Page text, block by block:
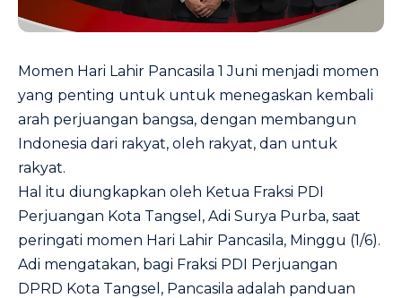
Momen Hari Lahir Pancasila 1 Juni menjadi momen
yang penting untuk untuk menegaskan kembali
arah perjuangan bangsa, dengan membangun
Indonesia dari rakyat, oleh rakyat, dan untuk
rakyat.
Hal itu diungkapkan oleh Ketua Fraksi PDI
Perjuangan Kota Tangsel, Adi Surya Purba, saat
peringati momen Hari Lahir Pancasila, Minggu (1/6).
Adi mengatakan, bagi Fraksi PDI Perjuangan
DPRD Kota Tangsel, Pancasila adalah panduan